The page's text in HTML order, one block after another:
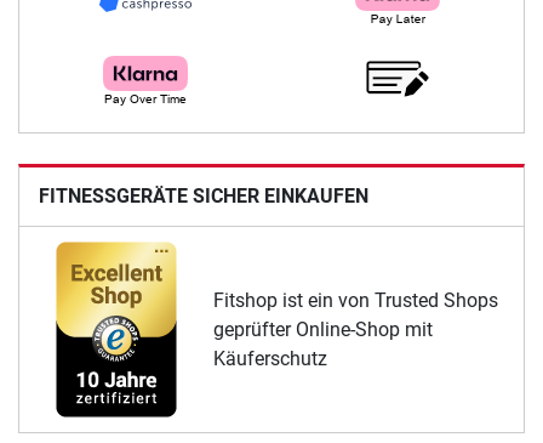
FITNESSGERÄTE SICHER EINKAUFEN
Fitshop ist ein von Trusted Shops
geprüfter Online-Shop mit
Käuferschutz